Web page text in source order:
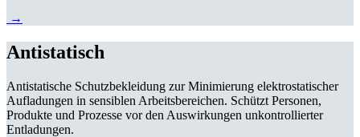
→
Antistatisch
Antistatische Schutzbekleidung zur Minimierung elektrostatischer
Aufladungen in sensiblen Arbeitsbereichen. Schützt Personen,
Produkte und Prozesse vor den Auswirkungen unkontrollierter
Entladungen.